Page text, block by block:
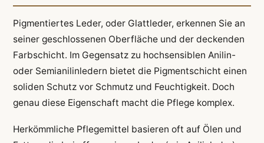
Pigmentiertes Leder, oder Glattleder, erkennen Sie an
seiner geschlossenen Oberfläche und der deckenden
Farbschicht. Im Gegensatz zu hochsensiblen Anilin-
oder Semianilinledern bietet die Pigmentschicht einen
soliden Schutz vor Schmutz und Feuchtigkeit. Doch
genau diese Eigenschaft macht die Pflege komplex.
Herkömmliche Pflegemittel basieren oft auf Ölen und